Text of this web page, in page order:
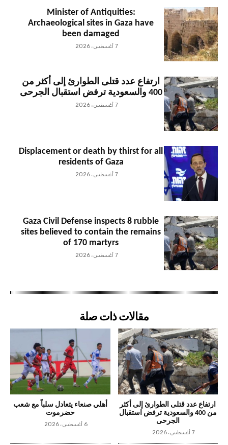
Minister of Antiquities:
Archaeological sites in Gaza have
been damaged
7 أغسطس، 2026
ارتفاع عدد قتلى الطوارئ إلى أكثر من
400 والسعودية ترفض استقبال الجرحى
7 أغسطس، 2026
Displacement or death by thirst for all
residents of Gaza
7 أغسطس، 2026
Gaza Civil Defense inspects 8 rubble
sites believed to contain the remains
of 170 martyrs
7 أغسطس، 2026
مقالات ذات صلة
ارتفاع عدد قتلى الطوارئ إلى أكثر
من 400 والسعودية ترفض استقبال
الجرحى
7 أغسطس، 2026
أهلي صنعاء يتعادل سلباً مع شعب
حضرموت
6 أغسطس، 2026